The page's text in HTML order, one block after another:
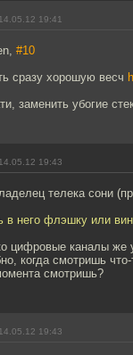
19:41
#10
сразу хорошую весч
заменить убогие
19:43
телека сони
в него флэшку или
цифровые каналы же
когда смотришь
смотришь?
19:43